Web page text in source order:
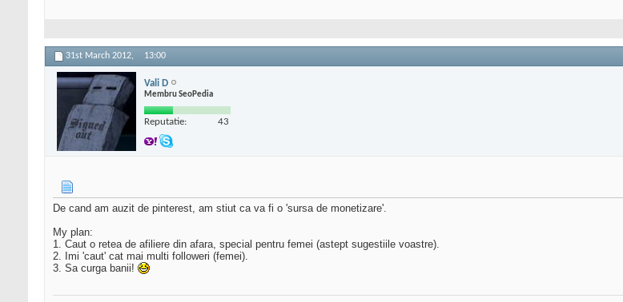
31st March 2012, 13:00
Vali D
Membru SeoPedia
Reputatie: 43
De cand am auzit de pinterest, am stiut ca va fi o 'sursa de monetizare'.
My plan:
1. Caut o retea de afiliere din afara, special pentru femei (astept sugestiile voastre).
2. Imi 'caut' cat mai multi followeri (femei).
3. Sa curga banii!